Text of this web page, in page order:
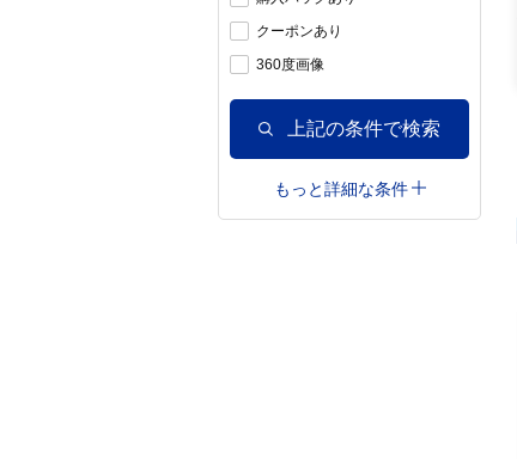
クーポンあり
360度画像
上記の条件で検索
もっと詳細な条件